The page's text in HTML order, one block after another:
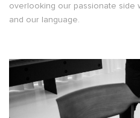
overlooking our passionate side
and our language.